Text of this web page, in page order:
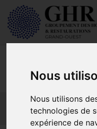
Nous
Nous utilisons
technologies de
expérience de
GHR
Actualités Qui sommes
GHR National